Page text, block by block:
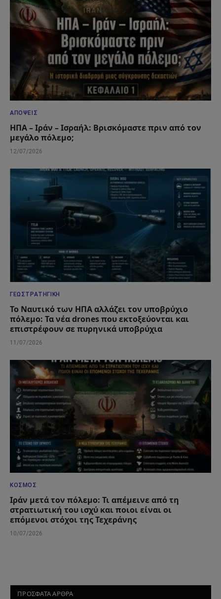
ΑΠΌΨΕΙΣ
ΗΠΑ – Ιράν – Ισραήλ: Βρισκόμαστε πριν από τον
μεγάλο πόλεμο;
12/07/2026
ΓΕΩΣΤΡΑΤΗΓΙΚΉ
Το Ναυτικό των ΗΠΑ αλλάζει τον υποβρύχιο
πόλεμο: Τα νέα drones που εκτοξεύονται και
επιστρέφουν σε πυρηνικά υποβρύχια
11/07/2026
ΚΌΣΜΟΣ
Ιράν μετά τον πόλεμο: Τι απέμεινε από τη
στρατιωτική του ισχύ και ποιοι είναι οι
επόμενοι στόχοι της Τεχεράνης
10/07/2026
ΠΡΟΣΦΑΤΑ ΑΡΘΡΑ